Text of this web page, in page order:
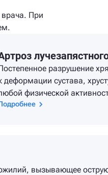
При
разрушение
деформации сустава,
физической
вызывающее